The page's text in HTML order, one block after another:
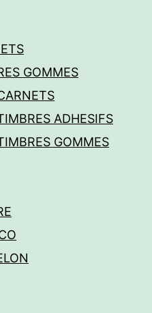
GOMMES
ADHESIFS
GOMMES